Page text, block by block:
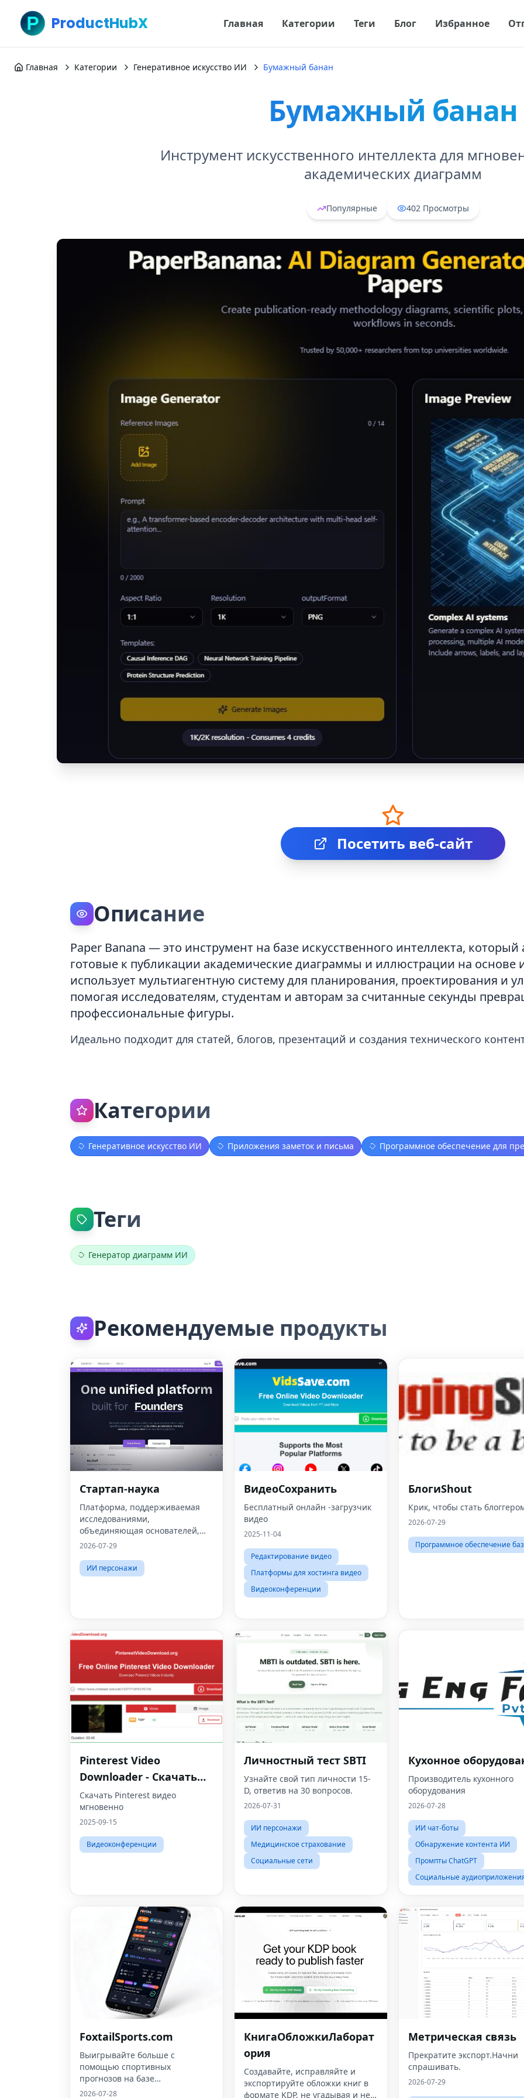
ProductHubX Главная Категории Теги Блог Избранное
Главная Категории Генеративное искусство ИИ Бумажный банан
Бумажный банан
Инструмент искусственного интеллекта для
академических диаграмм
Популярные 402 Просмотры
Посетить веб-сайт
Описание
Paper Banana — это инструмент на базе искусственного интеллекта,
готовые к публикации академические диаграммы и иллюстрации на основе
использует мультиагентную систему для планирования, проектирования и
помогая исследователям, студентам и авторам за считанные секунды
профессиональные фигуры.
Идеально подходит для статей, блогов, презентаций и создания технического
Категории
Генеративное искусство ИИ Приложения заметок и письма Программное обеспечение для
Теги
Генератор диаграмм ИИ
Рекомендуемые продукты
Стартап-наука
Платформа, поддерживаемая
исследованиями,
объединяющая основателей,
программы и капитал.
2026-07-29
ИИ персонажи
ВидеоСохранить
Бесплатный онлайн -загрузчик
видео
2025-11-04
Редактирование видео
Платформы для хостинга видео
Видеоконференции
БлогиShout
Крик, чтобы стать
2026-07-29
Программное обеспечение
Pinterest Video
Downloader - Скачать
HD видео онлайн
Скачать Pinterest видео
мгновенно
2025-09-15
Видеоконференции
Личностный тест SBTI
Узнайте свой тип личности 15-
D, ответив на 30 вопросов.
2026-07-31
ИИ персонажи
Медицинское страхование
Социальные сети
Кухонное
Производитель кухонного
оборудования
2026-07-28
ИИ чат-боты
Обнаружение контента ИИ
Промпты ChatGPT
Социальные
FoxtailSports.com
Выигрывайте больше с
помощью спортивных
прогнозов на базе
искусственного интеллекта,
2026-07-28
КнигаОбложкиЛаборат
ория
Создавайте, исправляйте и
экспортируйте обложки книг в
формате KDP, не угадывая и не
Метрическая связь
Прекратите экспорт.Начни
спрашивать.
2026-07-29